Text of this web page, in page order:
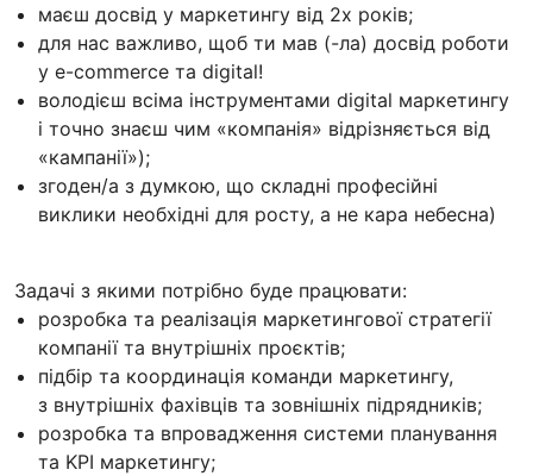
маєш досвід у маркетингу від 2х років;
для нас важливо, щоб ти мав (-ла) досвід роботи
у e-commerce та digital!
володієш всіма інструментами digital маркетингу
і точно знаєш чим «компанія» відрізняється від
«кампанії»);
згоден/а з думкою, що складні професійні
виклики необхідні для росту, а не кара небесна)
Задачі з якими потрібно буде працювати:
розробка та реалізація маркетингової стратегії
компанії та внутрішніх проєктів;
підбір та координація команди маркетингу,
з внутрішніх фахівців та зовнішніх підрядників;
розробка та впровадження системи планування
та KPI маркетингу;